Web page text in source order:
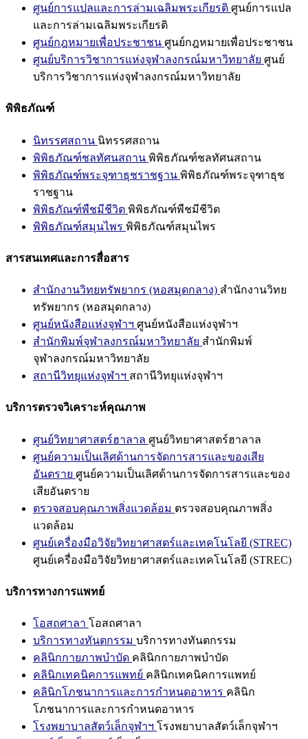
ศูนย์การแปลและการล่ามเฉลิมพระเกียรติ ศูนย์การแปล
และการล่ามเฉลิมพระเกียรติ
ศูนย์กฎหมายเพื่อประชาชน ศูนย์กฎหมายเพื่อประชาชน
ศูนย์บริการวิชาการแห่งจุฬาลงกรณ์มหาวิทยาลัย ศูนย์
บริการวิชาการแห่งจุฬาลงกรณ์มหาวิทยาลัย
พิพิธภัณฑ์
นิทรรศสถาน นิทรรศสถาน
พิพิธภัณฑ์ชลทัศนสถาน พิพิธภัณฑ์ชลทัศนสถาน
พิพิธภัณฑ์พระจุฑาธุชราชฐาน พิพิธภัณฑ์พระจุฑาธุช
ราชฐาน
พิพิธภัณฑ์พืชมีชีวิต พิพิธภัณฑ์พืชมีชีวิต
พิพิธภัณฑ์สมุนไพร พิพิธภัณฑ์สมุนไพร
สารสนเทศและการสื่อสาร
สำนักงานวิทยทรัพยากร (หอสมุดกลาง) สำนักงานวิทย
ทรัพยากร (หอสมุดกลาง)
ศูนย์หนังสือแห่งจุฬาฯ ศูนย์หนังสือแห่งจุฬาฯ
สำนักพิมพ์จุฬาลงกรณ์มหาวิทยาลัย สำนักพิมพ์
จุฬาลงกรณ์มหาวิทยาลัย
สถานีวิทยุแห่งจุฬาฯ สถานีวิทยุแห่งจุฬาฯ
บริการตรวจวิเคราะห์คุณภาพ
ศูนย์วิทยาศาสตร์ฮาลาล ศูนย์วิทยาศาสตร์ฮาลาล
ศูนย์ความเป็นเลิศด้านการจัดการสารและของเสีย
อันตราย ศูนย์ความเป็นเลิศด้านการจัดการสารและของ
เสียอันตราย
ตรวจสอบคุณภาพสิ่งแวดล้อม ตรวจสอบคุณภาพสิ่ง
แวดล้อม
ศูนย์เครื่องมือวิจัยวิทยาศาสตร์และเทคโนโลยี (STREC)
ศูนย์เครื่องมือวิจัยวิทยาศาสตร์และเทคโนโลยี (STREC)
บริการทางการแพทย์
โอสถศาลา โอสถศาลา
บริการทางทันตกรรม บริการทางทันตกรรม
คลินิกกายภาพบำบัด คลินิกกายภาพบำบัด
คลินิกเทคนิคการแพทย์ คลินิกเทคนิคการแพทย์
คลินิกโภชนาการและการกำหนดอาหาร คลินิก
โภชนาการและการกำหนดอาหาร
โรงพยาบาลสัตว์เล็กจุฬาฯ โรงพยาบาลสัตว์เล็กจุฬาฯ